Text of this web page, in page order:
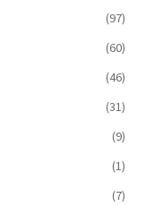
(97)
(60)
(46)
(31)
(9)
(1)
(7)